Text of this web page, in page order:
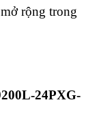
rộng trong
24PXG-